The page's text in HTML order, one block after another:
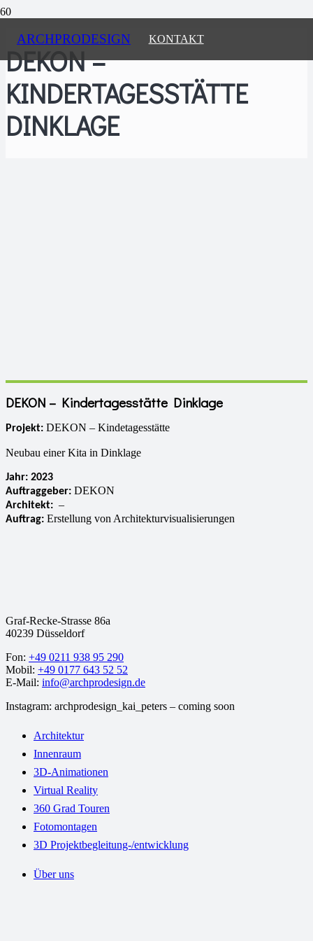
ARCHPRODESIGN KONTAKT
DEKON –
KINDERTAGESSTÄTTE
DINKLAGE
DEKON – Kindertagesstätte Dinklage
Projekt: DEKON – Kindetagesstätte
Neubau einer Kita in Dinklage
Jahr: 2023
Auftraggeber: DEKON
Architekt: –
Auftrag: Erstellung von Architekturvisualisierungen
Graf-Recke-Strasse 86a
40239 Düsseldorf
Fon: +49 0211 938 95 290
Mobil: +49 0177 643 52 52
E-Mail: info@archprodesign.de
Instagram: archprodesign_kai_peters – coming soon
Architektur
Innenraum
3D-Animationen
Virtual Reality
360 Grad Touren
Fotomontagen
3D Projektbegleitung-/entwicklung
Über uns